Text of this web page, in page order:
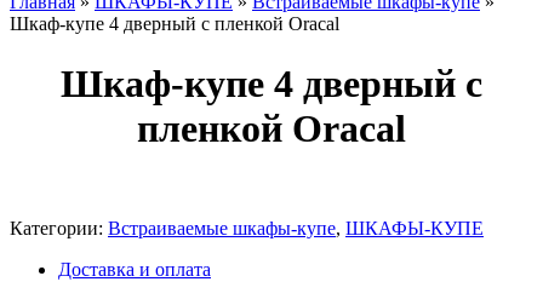
Шкаф-купе 4 дверный с пленкой Oracal
Шкаф-купе 4 дверный с
пленкой Oracal
Категории: Встраиваемые шкафы-купе, ШКАФЫ-КУПЕ
Доставка и оплата